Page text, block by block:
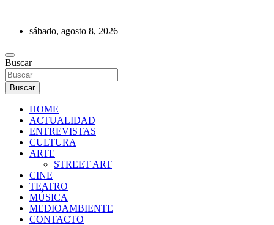
contenidosábado, agosto 8, 2026
REVISTA DE PRENSA
Buscar
Buscar
HOME
ACTUALIDAD
ENTREVISTAS
CULTURA
ARTE
STREET ART
CINE
TEATRO
MÚSICA
MEDIOAMBIENTE
CONTACTO